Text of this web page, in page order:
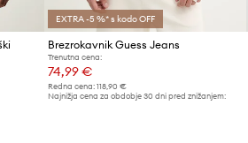
EXTRA -5 %* s kodo OFF
Brezrokavnik Guess Jeans
Trenutna cena:
74,99 €
Redna cena: 118,90 €
Najnižja cena za obdobje 30 dni pred znižanjem: